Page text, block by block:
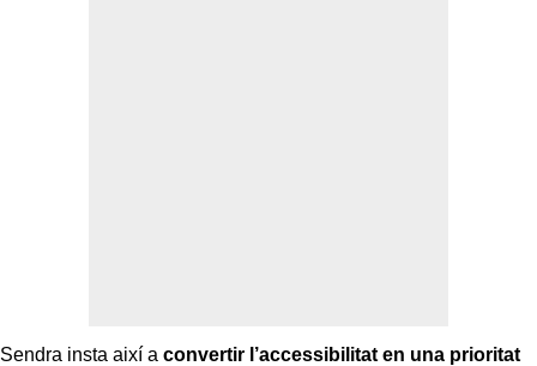
Sendra insta així a convertir l’accessibilitat en una prioritat